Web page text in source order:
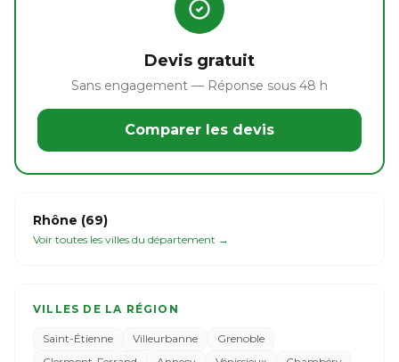
Devis gratuit
Sans engagement — Réponse sous 48 h
Comparer les devis
Rhône (69)
Voir toutes les villes du département →
VILLES DE LA RÉGION
Saint-Étienne Villeurbanne
Grenoble